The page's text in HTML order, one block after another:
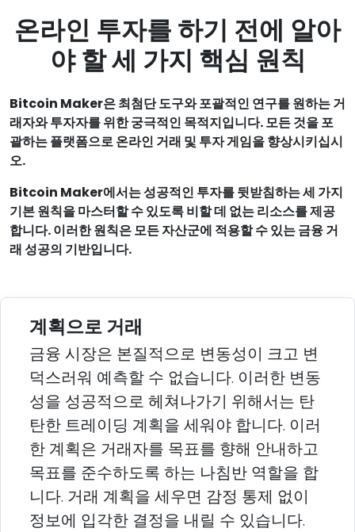
온라인 투자를 하기 전에 알아
야 할 세 가지 핵심 원칙
Bitcoin Maker은 최첨단 도구와 포괄적인 연구를 원하는 거
래자와 투자자를 위한 궁극적인 목적지입니다. 모든 것을 포
괄하는 플랫폼으로 온라인 거래 및 투자 게임을 향상시키십시
오.
Bitcoin Maker에서는 성공적인 투자를 뒷받침하는 세 가지
기본 원칙을 마스터할 수 있도록 비할 데 없는 리소스를 제공
합니다. 이러한 원칙은 모든 자산군에 적용할 수 있는 금융 거
래 성공의 기반입니다.
계획으로 거래
금융 시장은 본질적으로 변동성이 크고 변
덕스러워 예측할 수 없습니다. 이러한 변동
성을 성공적으로 헤쳐나가기 위해서는 탄
탄한 트레이딩 계획을 세워야 합니다. 이러
한 계획은 거래자를 목표를 향해 안내하고
목표를 준수하도록 하는 나침반 역할을 합
니다. 거래 계획을 세우면 감정 통제 없이
정보에 입각한 결정을 내릴 수 있습니다.